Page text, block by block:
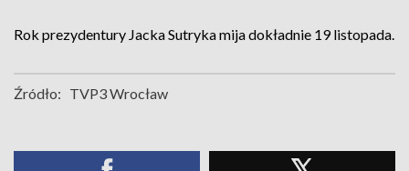
Rok prezydentury Jacka Sutryka mija dokładnie 19 listopada.
Źródło: TVP3 Wrocław